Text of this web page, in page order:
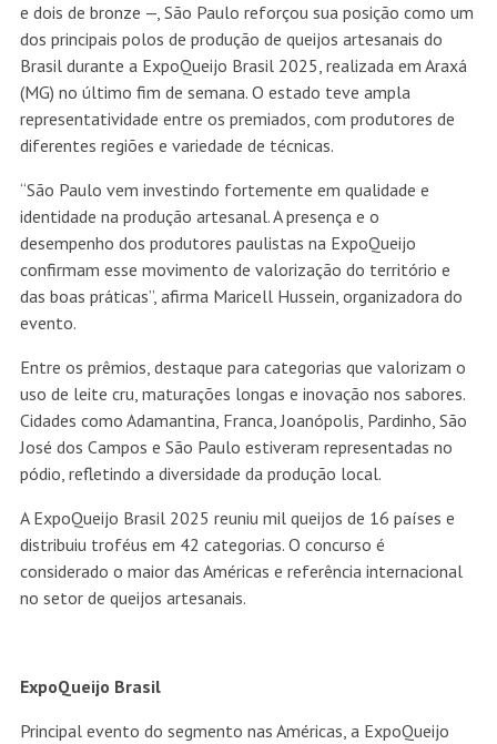
e dois de bronze —, São Paulo reforçou sua posição como um
dos principais polos de produção de queijos artesanais do
Brasil durante a ExpoQueijo Brasil 2025, realizada em Araxá
(MG) no último fim de semana. O estado teve ampla
representatividade entre os premiados, com produtores de
diferentes regiões e variedade de técnicas.
“São Paulo vem investindo fortemente em qualidade e
identidade na produção artesanal. A presença e o
desempenho dos produtores paulistas na ExpoQueijo
confirmam esse movimento de valorização do território e
das boas práticas”, afirma Maricell Hussein, organizadora do
evento.
Entre os prêmios, destaque para categorias que valorizam o
uso de leite cru, maturações longas e inovação nos sabores.
Cidades como Adamantina, Franca, Joanópolis, Pardinho, São
José dos Campos e São Paulo estiveram representadas no
pódio, refletindo a diversidade da produção local.
A ExpoQueijo Brasil 2025 reuniu mil queijos de 16 países e
distribuiu troféus em 42 categorias. O concurso é
considerado o maior das Américas e referência internacional
no setor de queijos artesanais.
ExpoQueijo Brasil
Principal evento do segmento nas Américas, a ExpoQueijo